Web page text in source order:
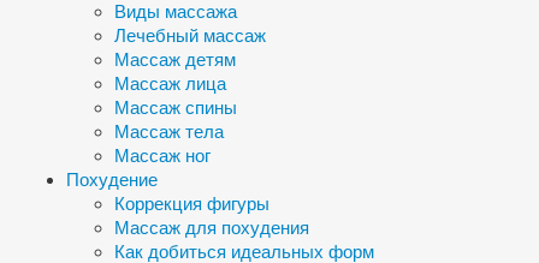
Виды массажа
Лечебный массаж
Массаж детям
Массаж лица
Массаж спины
Массаж тела
Массаж ног
Похудение
Коррекция фигуры
Массаж для похудения
Как добиться идеальных форм